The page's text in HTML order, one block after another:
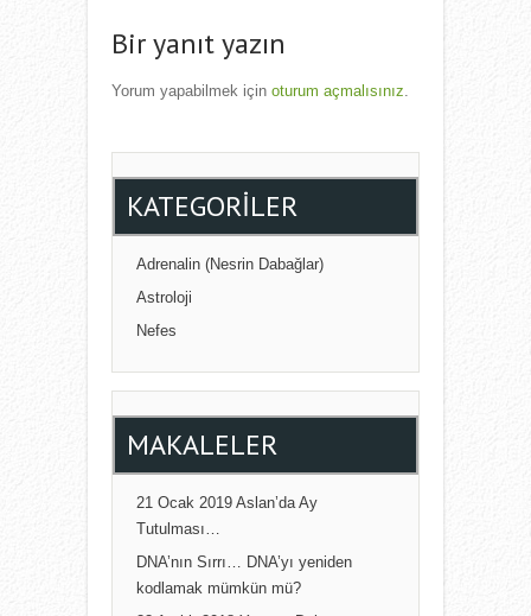
Bir yanıt yazın
Yorum yapabilmek için oturum açmalısınız.
KATEGORILER
Adrenalin (Nesrin Dabağlar)
Astroloji
Nefes
MAKALELER
21 Ocak 2019 Aslan’da Ay
Tutulması…
DNA’nın Sırrı… DNA’yı yeniden
kodlamak mümkün mü?